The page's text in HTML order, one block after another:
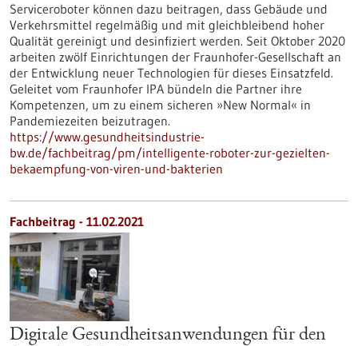
Serviceroboter können dazu beitragen, dass Gebäude und
Verkehrsmittel regelmäßig und mit gleichbleibend hoher
Qualität gereinigt und desinfiziert werden. Seit Oktober 2020
arbeiten zwölf Einrichtungen der Fraunhofer-Gesellschaft an
der Entwicklung neuer Technologien für dieses Einsatzfeld.
Geleitet vom Fraunhofer IPA bündeln die Partner ihre
Kompetenzen, um zu einem sicheren »New Normal« in
Pandemiezeiten beizutragen.
https://www.gesundheitsindustrie-
bw.de/fachbeitrag/pm/intelligente-roboter-zur-gezielten-
bekaempfung-von-viren-und-bakterien
Fachbeitrag - 11.02.2021
Digitale Gesundheitsanwendungen für den